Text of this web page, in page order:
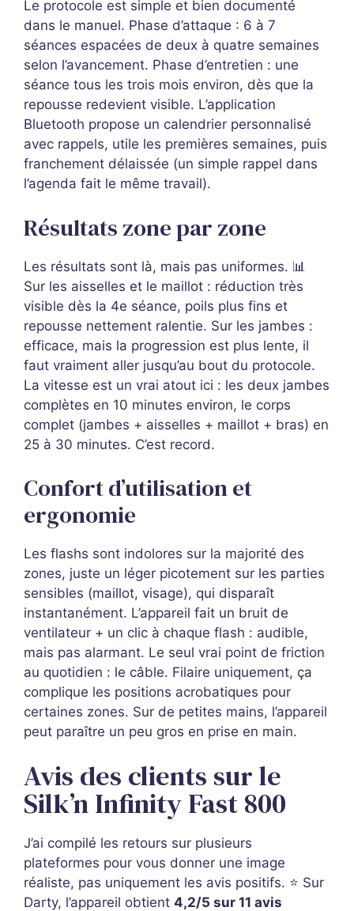
Le protocole est simple et bien documenté
dans le manuel. Phase d’attaque : 6 à 7
séances espacées de deux à quatre semaines
selon l’avancement. Phase d’entretien : une
séance tous les trois mois environ, dès que la
repousse redevient visible. L’application
Bluetooth propose un calendrier personnalisé
avec rappels, utile les premières semaines, puis
franchement délaissée (un simple rappel dans
l’agenda fait le même travail).
Résultats zone par zone
Les résultats sont là, mais pas uniformes. 📊
Sur les aisselles et le maillot : réduction très
visible dès la 4e séance, poils plus fins et
repousse nettement ralentie. Sur les jambes :
efficace, mais la progression est plus lente, il
faut vraiment aller jusqu’au bout du protocole.
La vitesse est un vrai atout ici : les deux jambes
complètes en 10 minutes environ, le corps
complet (jambes + aisselles + maillot + bras) en
25 à 30 minutes. C’est record.
Confort d’utilisation et
ergonomie
Les flashs sont indolores sur la majorité des
zones, juste un léger picotement sur les parties
sensibles (maillot, visage), qui disparaît
instantanément. L’appareil fait un bruit de
ventilateur + un clic à chaque flash : audible,
mais pas alarmant. Le seul vrai point de friction
au quotidien : le câble. Filaire uniquement, ça
complique les positions acrobatiques pour
certaines zones. Sur de petites mains, l’appareil
peut paraître un peu gros en prise en main.
Avis des clients sur le
Silk’n Infinity Fast 800
J’ai compilé les retours sur plusieurs
plateformes pour vous donner une image
réaliste, pas uniquement les avis positifs. ⭐ Sur
Darty, l’appareil obtient 4,2/5 sur 11 avis